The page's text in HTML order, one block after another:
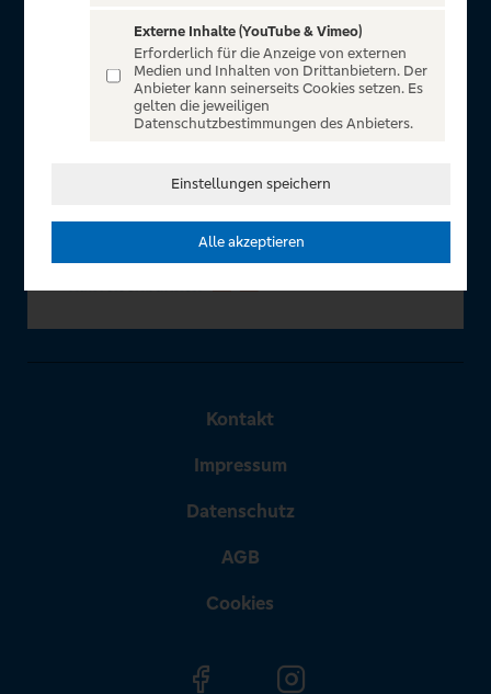
für alle Kunden der Volksbanken Raiffeisenbanken. Auf
unserem einzigartigen Portal finden Sie Tickets für
atemberaubende Konzerte, Musicals und Shows, die
Fußball-Bundesliga sowie die Champions League und die
In Zusammenarbeit mit
Kontakt
Impressum
Datenschutz
AGB
Cookies
Externe Inhalte (YouTube & Vimeo)
Erforderlich für die Anzeige von externen
Medien und Inhalten von Drittanbietern. Der
Anbieter kann seinerseits Cookies setzen. Es
gelten die jeweiligen
Datenschutzbestimmungen des Anbieters.
Einstellungen speichern
Alle akzeptieren